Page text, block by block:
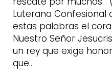
Luterana Confesional
estas palabras el
Nuestro Señor
un rey que exige
que…